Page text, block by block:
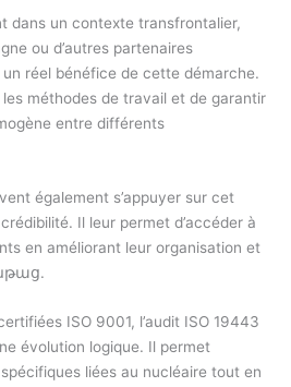
dans un contexte transfrontalier,
ou d’autres partenaires
réel bénéfice de cette démarche.
les méthodes de travail et de garantir
entre différents
également s’appuyer sur cet
Il leur permet d’accéder à
en améliorant leur organisation et
ISO 9001, l’audit ISO 19443
évolution logique. Il permet
liées au nucléaire tout en